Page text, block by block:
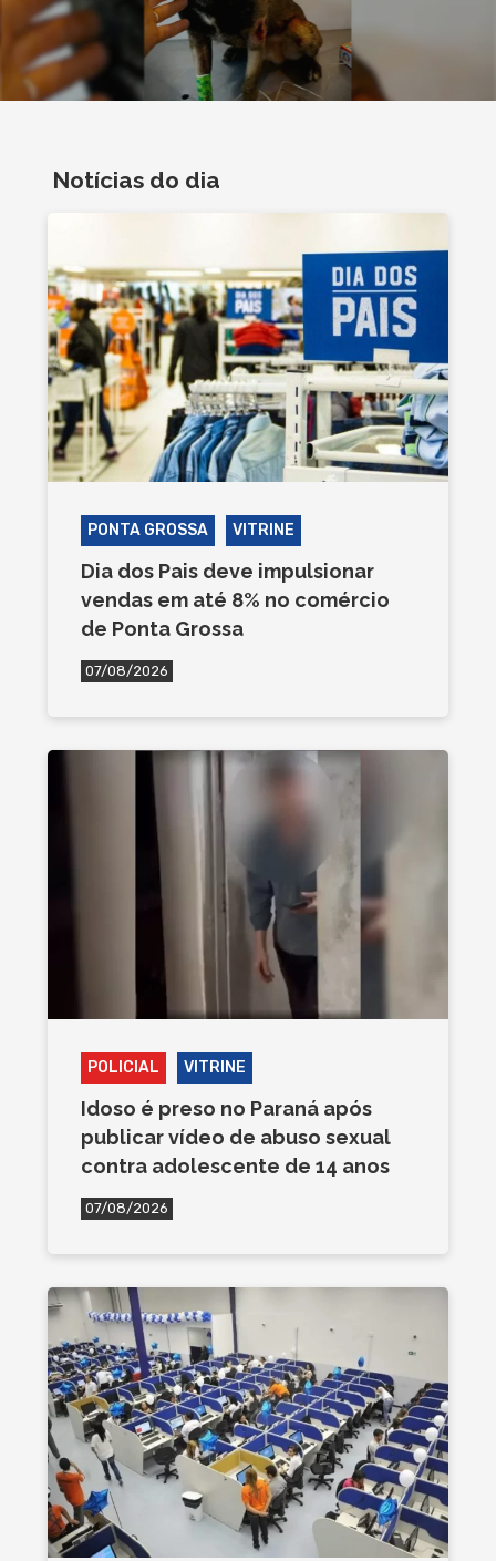
Notícias do dia
PONTA GROSSA VITRINE
Dia dos Pais deve impulsionar
vendas em até 8% no comércio
de Ponta Grossa
07/08/2026
POLICIAL VITRINE
Idoso é preso no Paraná após
publicar vídeo de abuso sexual
contra adolescente de 14 anos
07/08/2026